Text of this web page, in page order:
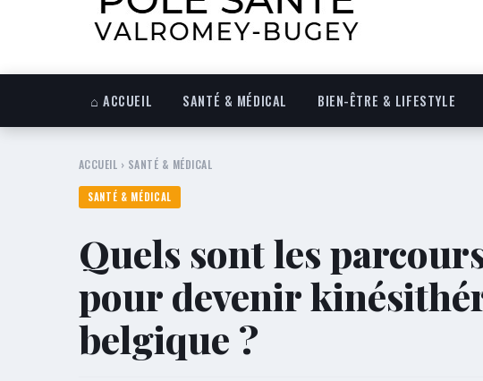
⌂ ACCUEIL SANTÉ & MÉDICAL BIEN-ÊTRE & LIFESTYLE
ACCUEIL › SANTÉ & MÉDICAL
SANTÉ & MÉDICAL
Quels sont les
pour devenir
belgique ?